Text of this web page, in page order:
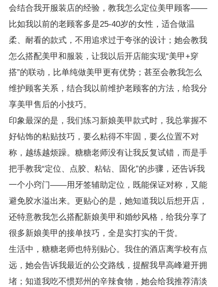
会结合我开服装店的经验，教我怎么定位美甲顾客——
比如我以前的老顾客多是25-40岁的女性，适合做温
柔、耐看的款式，不用追求过于夸张的设计；她会教我
怎么搭配美甲和服装，让我以后开店能实现“美甲+穿
搭”的联动，比单纯做美甲更有优势；甚至会教我怎么
维护顾客关系，结合我以前维护老顾客的方法，给我分
享美甲售后的小技巧。
印象最深的是，我们练习新娘美甲款式时，我总掌握不
好钻饰的粘贴技巧，要么粘得不牢固，要么位置不对
称，越练越烦躁。糖糖老师没有让我反复试错，而是手
把手教我“定位、点胶、粘钻、固化”的步骤，还告诉我
一个小窍门——用牙签辅助定位，既能保证对称，又能
避免胶水溢出来。更贴心的是，她知道我以后想开店，
还特意教我怎么搭配新娘美甲和婚纱风格，给我分享了
很多新娘美甲的接单技巧，全是实打实的干货。
生活中，糖糖老师也特别贴心。我住的酒店离学校有点
远，她会告诉我最近的公交路线，提醒我早高峰避开拥
堵；知道我吃不惯郑州的辛辣食物，她会给我推荐清淡